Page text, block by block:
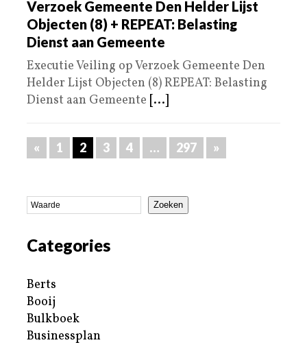
Verzoek Gemeente Den Helder Lijst
Objecten (8) + REPEAT: Belasting
Dienst aan Gemeente
Executie Veiling op Verzoek Gemeente Den
Helder Lijst Objecten (8) REPEAT: Belasting
Dienst aan Gemeente [...]
« 1 2 3 4 … 297 »
Zoeken
Categories
Berts
Booij
Bulkboek
Businessplan